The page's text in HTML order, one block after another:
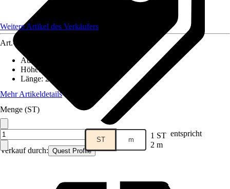
Verkauf durch: Quest Profile
Weitere Artikel des Verkäufers
Art.-Nr.
Ausführung
Höhe:
Länge:2.000 mm
Mehr Artikeldetails
Menge (ST)
ST m 1 ST entspricht
2 m